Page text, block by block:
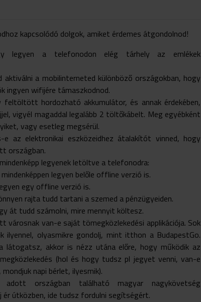
kapcsolódó dolgok, amiket érdemes átgondolnod!
legyen a telefonodon elég tárhely az emlékek
aktiválni a mobilinterneted különböző országokban, hogy
ingyen wifijére támaszkodnod.
feltöltött hordozható akkumulátor, és annak érdekében,
vigyél magaddal legalább 2 töltőkábelt. Meg egyébként
vagy esetleg megsérül.
e az elektronikai eszközeidhez átalakítót vinned, hogy
országban.
mindenképp legyenek letöltve a telefonodra:
mindenképpen legyen belőle offline verzió is.
legyen egy offline verzió is.
rajta tudd tartani a szemed a pénzügyeiden.
át tudd számolni, mire mennyit költesz.
városnak van-e saját tömegközlekedési applikációja. Sok
ilyennel, olyasmikre gondolj, mint itthon a BudapestGo.
látogatsz, akkor is nézz utána előre, hogy működik az
(hol és hogy tudsz pl jegyet venni, van-e
mondjuk napi bérlet, ilyesmik).
országban található magyar nagykövetség
ér útközben, ide tudsz fordulni segítségért.